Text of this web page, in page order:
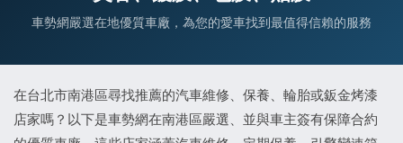
車勢網嚴選在地優質車廠，為您的愛車找到最值得信賴的服務
在台北市南港區尋找推薦的汽車維修、保養、輪胎或鈑金烤漆
店家嗎？以下是車勢網在南港區嚴選、並與車主簽有保障合約